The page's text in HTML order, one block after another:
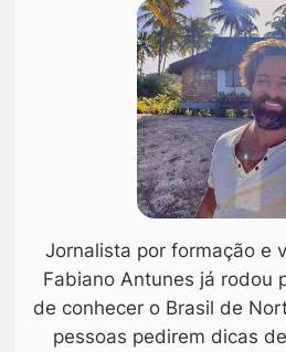
Jornalista por formação e
Fabiano Antunes já rodou
de conhecer o Brasil de
pessoas pedirem dicas